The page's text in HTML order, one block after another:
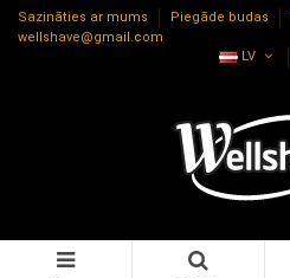
Sazināties ar mums Piegāde budas
wellshave@gmail.com
LV